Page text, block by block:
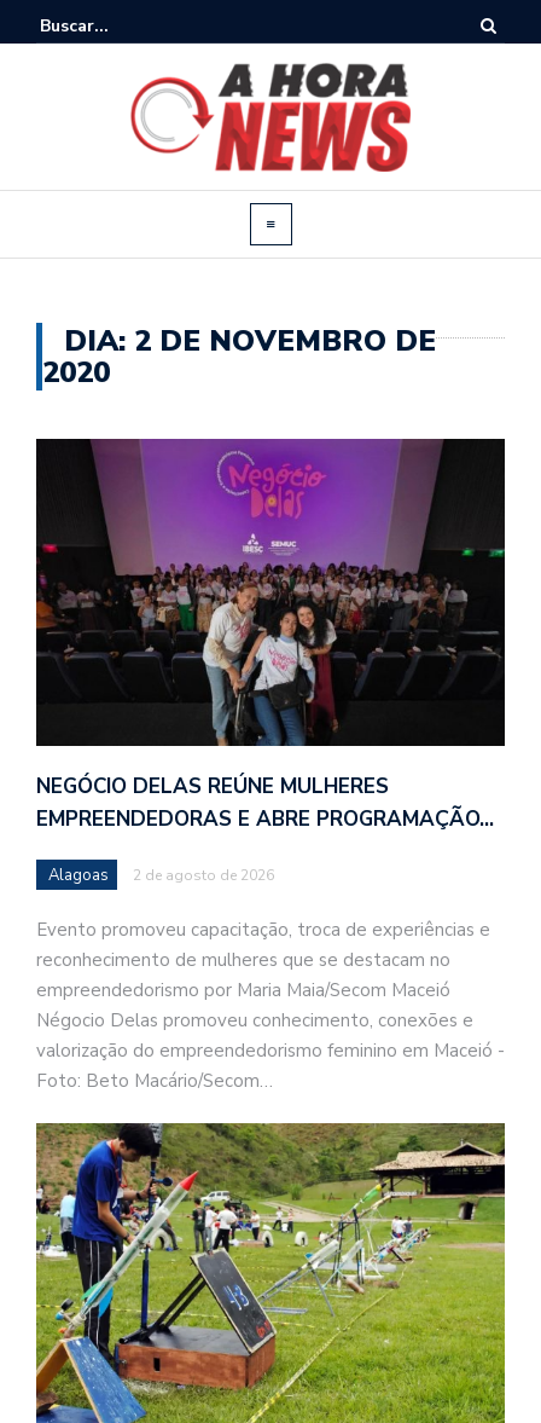
DIA: 2 DE NOVEMBRO DE
2020
NEGÓCIO DELAS REÚNE MULHERES
EMPREENDEDORAS E ABRE PROGRAMAÇÃO…
Alagoas 2 de agosto de 2026
Evento promoveu capacitação, troca de experiências e
reconhecimento de mulheres que se destacam no
empreendedorismo por Maria Maia/Secom Maceió
Négocio Delas promoveu conhecimento, conexões e
valorização do empreendedorismo feminino em Maceió -
Foto: Beto Macário/Secom…